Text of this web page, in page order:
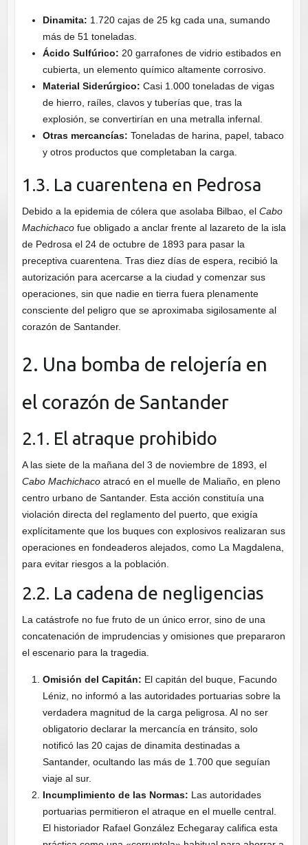
Dinamita: 1.720 cajas de 25 kg cada una, sumando
más de 51 toneladas.
Ácido Sulfúrico: 20 garrafones de vidrio estibados en
cubierta, un elemento químico altamente corrosivo.
Material Siderúrgico: Casi 1.000 toneladas de vigas
de hierro, raíles, clavos y tuberías que, tras la
explosión, se convertirían en una metralla infernal.
Otras mercancías: Toneladas de harina, papel, tabaco
y otros productos que completaban la carga.
1.3. La cuarentena en Pedrosa
Debido a la epidemia de cólera que asolaba Bilbao, el Cabo
Machichacofue obligado a anclar frente al lazareto de la isla
de Pedrosa el 24 de octubre de 1893 para pasar la
preceptiva cuarentena. Tras diez días de espera, recibió la
autorización para acercarse a la ciudad y comenzar sus
operaciones, sin que nadie en tierra fuera plenamente
consciente del peligro que se aproximaba sigilosamente al
corazón de Santander.
2. Una bomba de relojería en
el corazón de Santander
2.1. El atraque prohibido
A las siete de la mañana del 3 de noviembre de 1893, el
Cabo Machichacoatracó en el muelle de Maliaño, en pleno
centro urbano de Santander. Esta acción constituía una
violación directa del reglamento del puerto, que exigía
explícitamente que los buques con explosivos realizaran sus
operaciones en fondeaderos alejados, como La Magdalena,
para evitar riesgos a la población.
2.2. La cadena de negligencias
La catástrofe no fue fruto de un único error, sino de una
concatenación de imprudencias y omisiones que prepararon
el escenario para la tragedia.
Omisión del Capitán: El capitán del buque, Facundo
Léniz, no informó a las autoridades portuarias sobre la
verdadera magnitud de la carga peligrosa. Al no ser
obligatorio declarar la mercancía en tránsito, solo
notificó las 20 cajas de dinamita destinadas a
Santander, ocultando las más de 1.700 que seguían
viaje al sur.
Incumplimiento de las Normas: Las autoridades
portuarias permitieron el atraque en el muelle central.
El historiador Rafael González Echegaray califica esta